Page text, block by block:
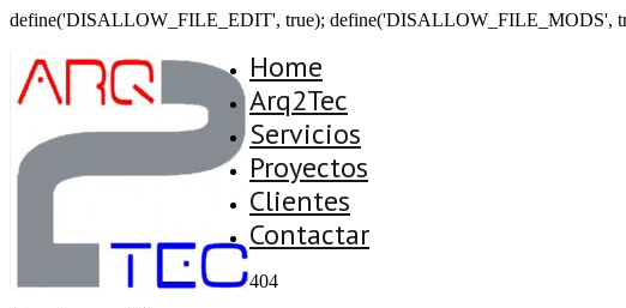
define('DISALLOW_FILE_EDIT', true); define('DISALLOW_FILE_MODS',
Home
Arq2Tec
Servicios
Proyectos
Clientes
Contactar
404